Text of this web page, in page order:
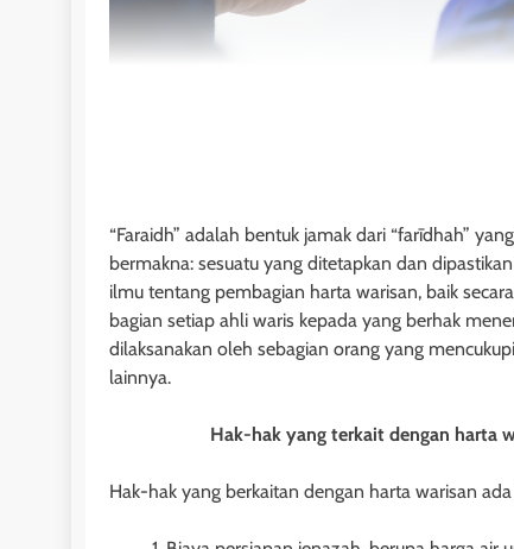
“Faraidh” adalah bentuk jamak dari “farīdhah”
bermakna: sesuatu yang ditetapkan dan
ilmu tentang pembagian harta warisan, baik
bagian setiap ahli waris kepada yang berhak
dilaksanakan oleh sebagian orang yang
lainnya.
Hak-hak yang terkait dengan harta
Hak-hak yang berkaitan dengan harta warisan